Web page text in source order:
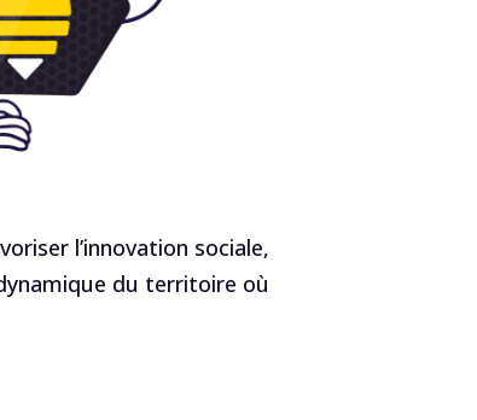
l’innovation sociale,
du territoire où